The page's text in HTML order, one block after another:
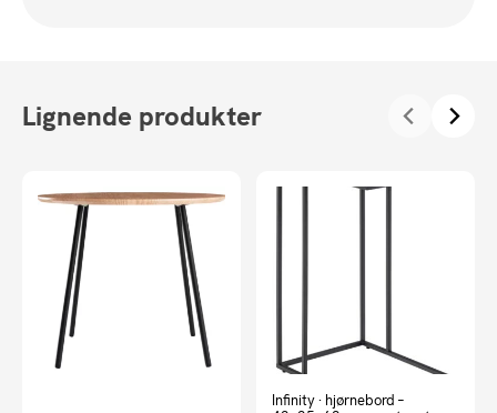
Lignende produkter
Infinity · hjørnebord –